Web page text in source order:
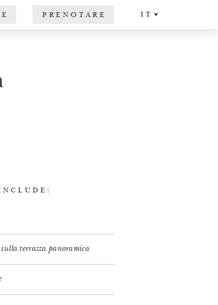
PRENOTARE IT
terrazza panoramica